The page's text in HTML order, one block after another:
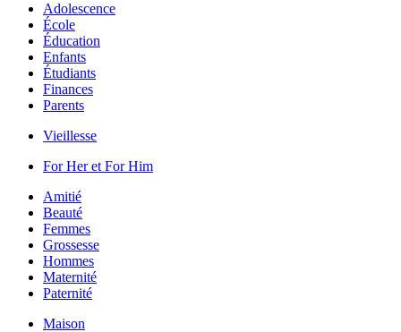
Adolescence
École
Éducation
Enfants
Étudiants
Finances
Parents
Vieillesse
For Her et For Him
Amitié
Beauté
Femmes
Grossesse
Hommes
Maternité
Paternité
Maison